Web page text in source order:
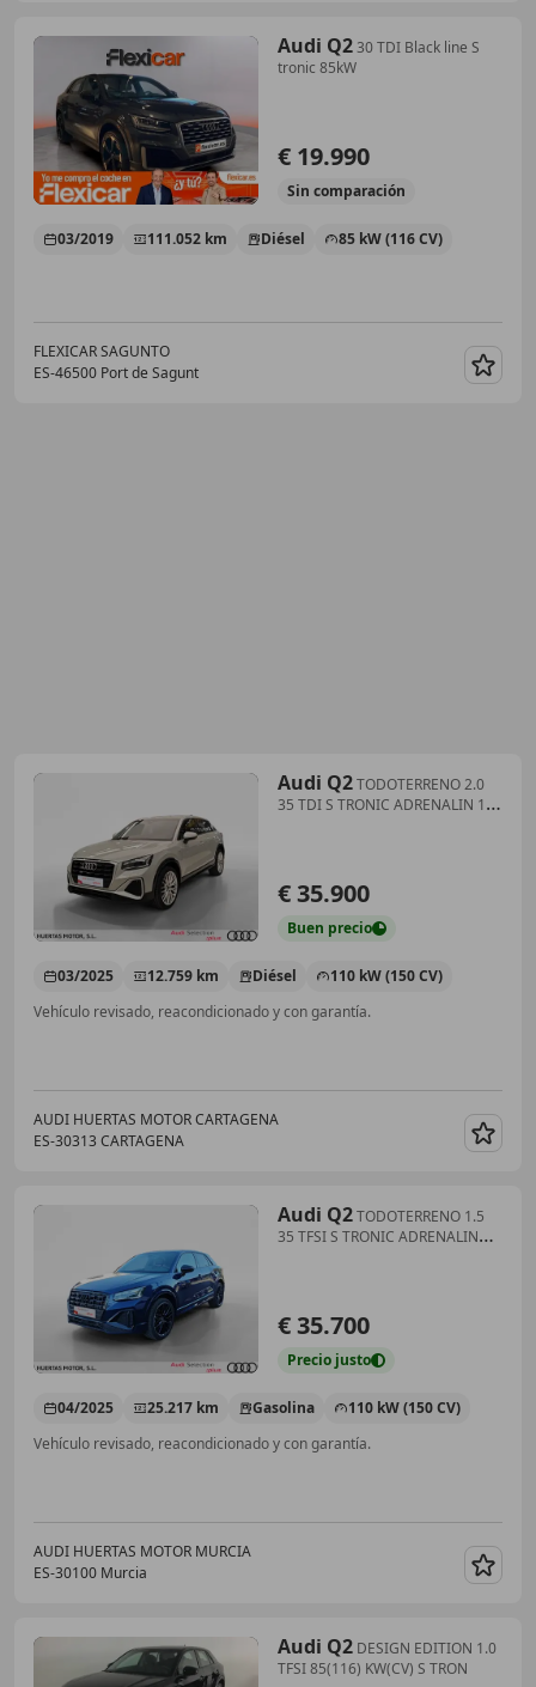
Audi Q230 TDI Black line S
tronic 85kW
€ 19.990
Sin comparación
03/2019 111.052 km Diésel 85 kW (116 CV)
FLEXICAR SAGUNTO
ES-46500 Port de Sagunt
Audi Q2TODOTERRENO 2.0
35 TDI S TRONIC ADRENALIN 150
€ 35.900
Buen precio
03/2025 12.759 km Diésel
110 kW (150 CV)
Vehículo revisado, reacondicionado y con garantía.
AUDI HUERTAS MOTOR CARTAGENA
ES-30313 CARTAGENA
Audi Q2TODOTERRENO 1.5
35 TFSI S TRONIC ADRENALIN
€ 35.700
Precio justo
04/2025 25.217 km Gasolina
110 kW (150 CV)
Vehículo revisado, reacondicionado y con garantía.
AUDI HUERTAS MOTOR MURCIA
ES-30100 Murcia
Audi Q2 DESIGN EDITION 1.0
TFSI 85(116) KW(CV) S TRON